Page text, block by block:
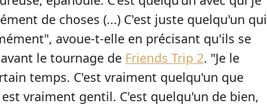
de choses (...) C'est juste quelqu'un qui
avoue-t-elle en précisant qu'ils se
le tournage de Friends Trip 2. "Je le
temps. C'est vraiment quelqu'un que
vraiment gentil. C'est quelqu'un de bien,